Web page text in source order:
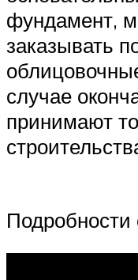
фундамент,
заказывать
случае
принимают
Подробности